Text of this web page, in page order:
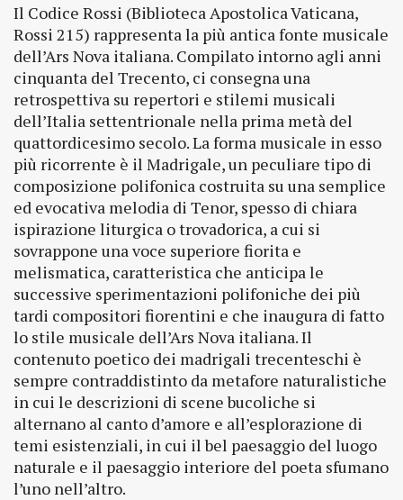
Il Codice Rossi (Biblioteca Apostolica Vaticana,
Rossi 215) rappresenta la più antica fonte musicale
dell’Ars Nova italiana. Compilato intorno agli anni
cinquanta del Trecento, ci consegna una
retrospettiva su repertori e stilemi musicali
dell’Italia settentrionale nella prima metà del
quattordicesimo secolo. La forma musicale in esso
più ricorrente è il Madrigale, un peculiare tipo di
composizione polifonica costruita su una semplice
ed evocativa melodia di Tenor, spesso di chiara
ispirazione liturgica o trovadorica, a cui si
sovrappone una voce superiore fiorita e
melismatica, caratteristica che anticipa le
successive sperimentazioni polifoniche dei più
tardi compositori fiorentini e che inaugura di fatto
lo stile musicale dell’Ars Nova italiana. Il
contenuto poetico dei madrigali trecenteschi è
sempre contraddistinto da metafore naturalistiche
in cui le descrizioni di scene bucoliche si
alternano al canto d’amore e all’esplorazione di
temi esistenziali, in cui il bel paesaggio del luogo
naturale e il paesaggio interiore del poeta sfumano
l’uno nell’altro.